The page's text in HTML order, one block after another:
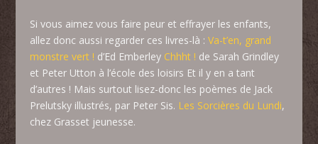
Si vous aimez vous faire peur et effrayer les enfants,
allez donc aussi regarder ces livres-là :Va-t’en, grand
monstre vert ! d’Ed Emberley Chhht ! de Sarah Grindley
et Peter Utton à l’école des loisirs Et il y en a tant
d’autres ! Mais surtout lisez-donc les poèmes de Jack
Prelutsky illustrés, par Peter Sis. Les Sorcières du Lundi,
chez Grasset jeunesse.